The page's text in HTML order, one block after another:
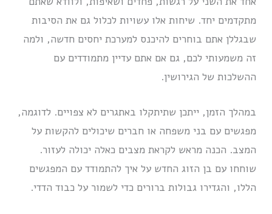
מתקדמים יחד. שיחות אלו עשויות לכלול גם את הסיבות
שבגללן אתם בוחרים להיכנס למערכת יחסים חדשה, ולמה
זה משמעותי לכם, גם אם אתם עדיין מתמודדים עם
ההשלכות של הגירושין.
במהלך הזמן, ייתכן שתיתקלו באתגרים לא צפויים. לדוגמה,
מפגשים עם בני משפחה או חברים שיכולים להקשות על
המצב. הכנה מראש לקראת מצבים כאלה יכולה לעזור.
שוחחו עם בן הזוג החדש על איך להתמודד עם המפגשים
הללו, והגדירו גבולות ברורים כדי לשמור על כבוד הדדי.